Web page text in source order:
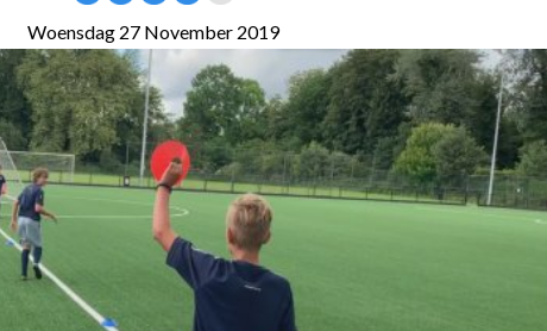
Woensdag 27 November 2019